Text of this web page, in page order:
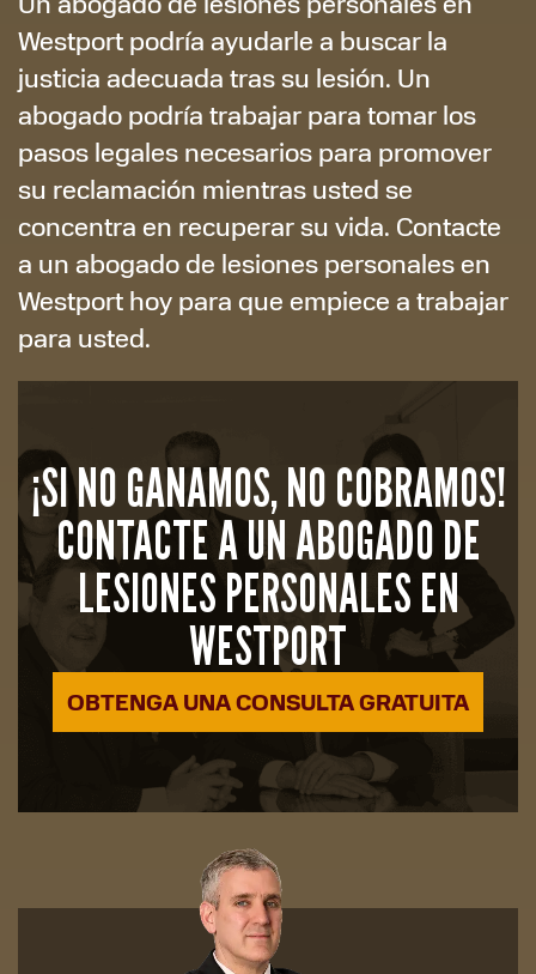
Westport podría ayudarle a buscar la
justicia adecuada tras su lesión. Un
abogado podría trabajar para tomar los
pasos legales necesarios para promover
su reclamación mientras usted se
concentra en recuperar su vida. Contacte
a un abogado de lesiones personales en
Westport hoy para que empiece a trabajar
para usted.
¡SI NO GANAMOS, NO COBRAMOS!
CONTACTE A UN ABOGADO DE
LESIONES PERSONALES EN
WESTPORT
OBTENGA UNA CONSULTA GRATUITA